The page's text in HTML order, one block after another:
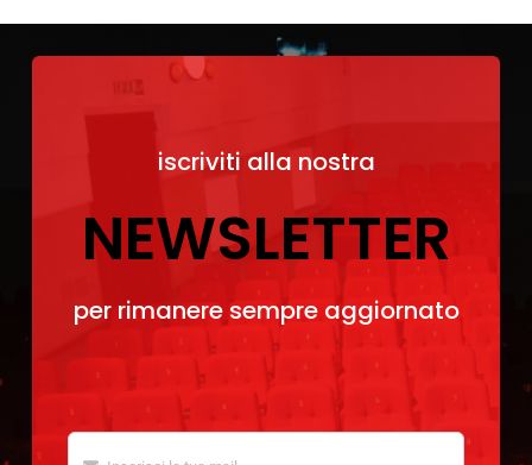
iscriviti alla nostra
NEWSLETTER
per rimanere sempre aggiornato